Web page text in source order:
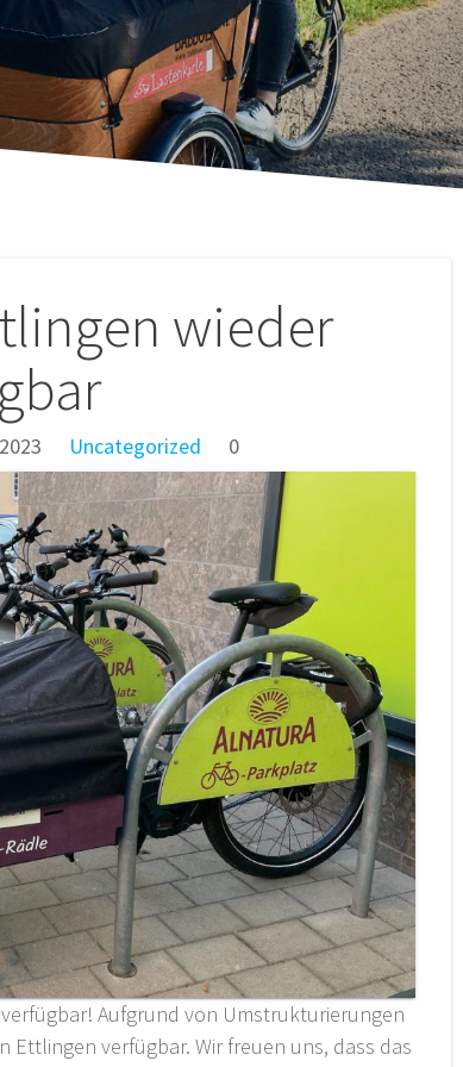
wieder
Uncategorized 0
Aufgrund von Umstrukturierungen
verfügbar. Wir freuen uns, dass das